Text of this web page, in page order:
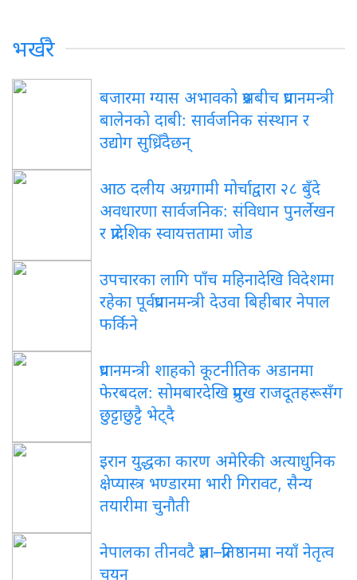
भर्खरै
बजारमा ग्यास अभावको प्रश्नबीच प्रधानमन्त्री
बालेनको दाबी: सार्वजनिक संस्थान र
उद्योग सुध्रिँदैछन्
आठ दलीय अग्रगामी मोर्चाद्वारा २८ बुँदे
अवधारणा सार्वजनिक: संविधान पुनर्लेखन
र प्रादेशिक स्वायत्ततामा जोड
उपचारका लागि पाँच महिनादेखि विदेशमा
रहेका पूर्वप्रधानमन्त्री देउवा बिहीबार नेपाल
फर्किने
प्रधानमन्त्री शाहको कूटनीतिक अडानमा
फेरबदल: सोमबारदेखि प्रमुख राजदूतहरूसँग
छुट्टाछुट्टै भेट्दै
इरान युद्धका कारण अमेरिकी अत्याधुनिक
क्षेप्यास्त्र भण्डारमा भारी गिरावट, सैन्य
तयारीमा चुनौती
नेपालका तीनवटै प्रज्ञा–प्रतिष्ठानमा नयाँ नेतृत्व
चयन